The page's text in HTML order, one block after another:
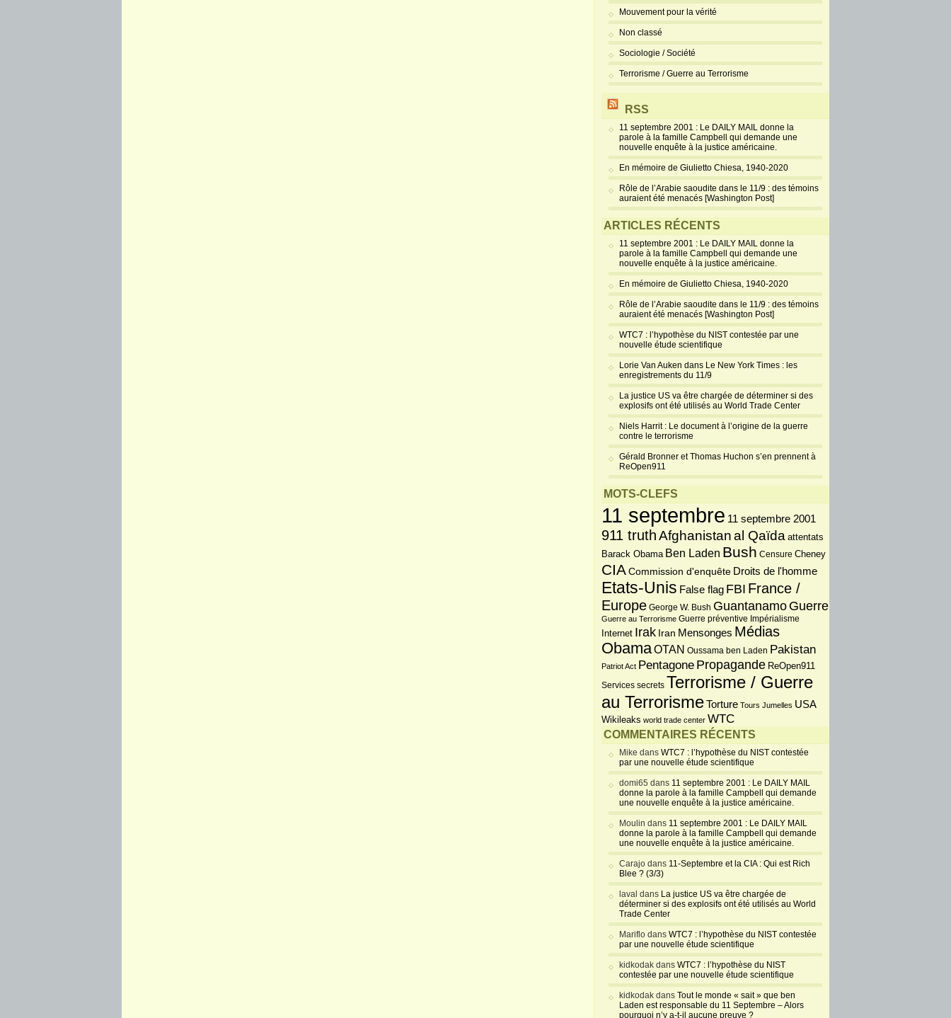
Mouvement pour la vérité
Non classé
Sociologie / Société
Terrorisme / Guerre au Terrorisme
RSS
11 septembre 2001 : Le DAILY MAIL donne la
parole à la famille Campbell qui demande une
nouvelle enquête à la justice américaine.
En mémoire de Giulietto Chiesa, 1940-2020
Rôle de l’Arabie saoudite dans le 11/9 : des témoins
auraient été menacés [Washington Post]
ARTICLES RÉCENTS
11 septembre 2001 : Le DAILY MAIL donne la
parole à la famille Campbell qui demande une
nouvelle enquête à la justice américaine.
En mémoire de Giulietto Chiesa, 1940-2020
Rôle de l’Arabie saoudite dans le 11/9 : des témoins
auraient été menacés [Washington Post]
WTC7 : l’hypothèse du NIST contestée par une
nouvelle étude scientifique
Lorie Van Auken dans Le New York Times : les
enregistrements du 11/9
La justice US va être chargée de déterminer si des
explosifs ont été utilisés au World Trade Center
Niels Harrit : Le document à l’origine de la guerre
contre le terrorisme
Gérald Bronner et Thomas Huchon s’en prennent à
ReOpen911
MOTS-CLEFS
11 septembre 11 septembre 2001
911 truthAfghanistanal Qaïda attentats
Barack Obama Ben Laden Bush Censure Cheney
CIA Commission d'enquête Droits de l'homme
Etats-Unis False flag FBI France /
Europe George W. Bush Guantanamo Guerre
Guerre au Terrorisme Guerre préventive Impérialisme
Internet Irak Iran Mensonges Médias
ObamaOTAN Oussama ben Laden Pakistan
Patriot Act Pentagone Propagande ReOpen911
Services secrets Terrorisme / Guerre
au TerrorismeTorture Tours Jumelles USA
Wikileaks world trade center WTC
COMMENTAIRES RÉCENTS
Mike dans WTC7 : l’hypothèse du NIST contestée
par une nouvelle étude scientifique
domi65 dans 11 septembre 2001 : Le DAILY MAIL
donne la parole à la famille Campbell qui demande
une nouvelle enquête à la justice américaine.
Moulin dans 11 septembre 2001 : Le DAILY MAIL
donne la parole à la famille Campbell qui demande
une nouvelle enquête à la justice américaine.
Carajo dans 11-Septembre et la CIA : Qui est Rich
Blee ? (3/3)
laval dans La justice US va être chargée de
déterminer si des explosifs ont été utilisés au World
Trade Center
Mariflo dans WTC7 : l’hypothèse du NIST contestée
par une nouvelle étude scientifique
kidkodak dans WTC7 : l’hypothèse du NIST
contestée par une nouvelle étude scientifique
kidkodak dans Tout le monde « sait » que ben
Laden est responsable du 11 Septembre – Alors
pourquoi n’y a-t-il aucune preuve ?